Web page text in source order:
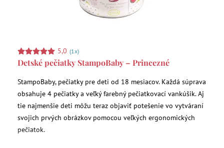
5,0 (1x)
Detské pečiatky StampoBaby – Princezné
StampoBaby, pečiatky pre deti od 18 mesiacov. Každá súprava
obsahuje 4 pečiatky a veľký farebný pečiatkovací vankúšik. Aj
tie najmenšie deti môžu teraz objaviť potešenie vo vytváraní
svojich prvých obrázkov pomocou veľkých ergonomických
pečiatok.